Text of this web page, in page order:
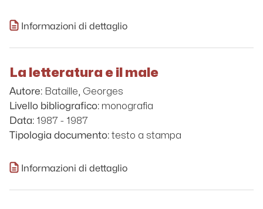
Informazioni di dettaglio
La letteratura e il male
Autore: Bataille, Georges
Livello bibliografico: monografia
Data: 1987 - 1987
Tipologia documento: testo a stampa
Informazioni di dettaglio